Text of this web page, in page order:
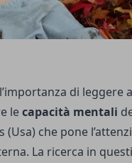
di leggere
lecapacità mentali
(Usa) che pone
La ricerca in